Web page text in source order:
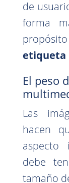
de
forma
etiqueta
El peso
Las
hacen
aspecto
debe
tamaño